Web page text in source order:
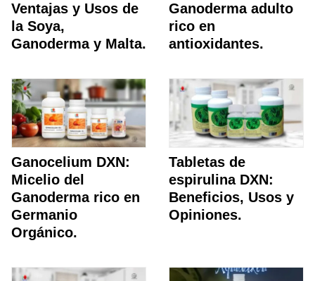
Ventajas y Usos de
la Soya,
Ganoderma y Malta.
Ganoderma adulto
rico en
antioxidantes.
Ganocelium DXN:
Micelio del
Ganoderma rico en
Germanio
Orgánico.
Tabletas de
espirulina DXN:
Beneficios, Usos y
Opiniones.